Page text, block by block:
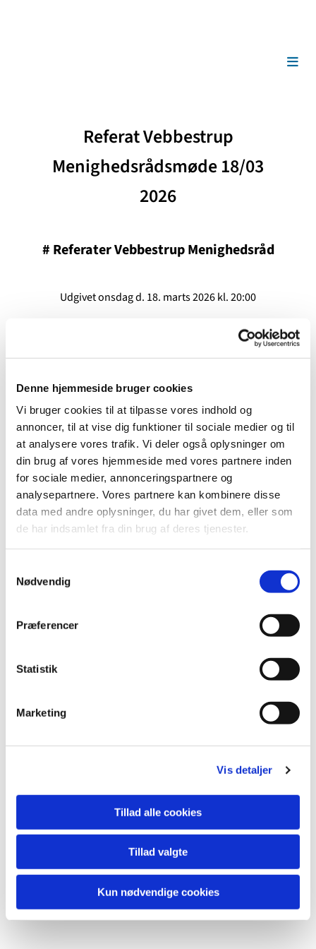
Denne hjemmeside bruger cookies
Vi bruger cookies til at tilpasse vores indhold og
annoncer, til at vise dig funktioner til sociale medier og til
at analysere vores trafik. Vi deler også oplysninger om
din brug af vores hjemmeside med vores partnere inden
for sociale medier, annonceringspartnere og
analysepartnere. Vores partnere kan kombinere disse
data med andre oplysninger, du har givet dem, eller som
de har indsamlet fra din brug af deres tjenester.
Nødvendig
Præferencer
Statistik
Marketing
Vis detaljer
Tillad alle cookies
Tillad valgte
Kun nødvendige cookies
Referat Vebbestrup
Menighedsrådsmøde 18/03
2026
# Referater Vebbestrup Menighedsråd
Udgivet onsdag d. 18. marts 2026 kl. 20:00
Referat Vebbestrup Menighedsrådsmøde 18/03
Klik på linket for at læse referatet:
Menighedsrådsmøde
Du vil måske også kunne lide...